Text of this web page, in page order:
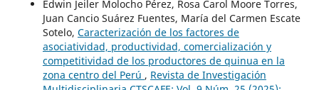
Edwin Jeiler Molocho Pérez, Rosa Carol Moore Torres,
Juan Cancio Suárez Fuentes, María del Carmen Escate
Sotelo, Caracterización de los factores de
asociatividad, productividad, comercialización y
competitividad de los productores de quinua en la
zona centro del Perú , Revista de Investigación